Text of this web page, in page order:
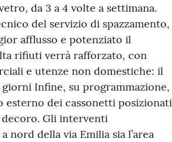
da 3 a 4 volte a settimana.
del servizio di spazzamento,
afflusso e potenziato il
rifiuti verrà rafforzato, con
e utenze non domestiche: il
Infine, su programmazione,
dei cassonetti posizionati
Gli interventi
nord della via Emilia sia l’area